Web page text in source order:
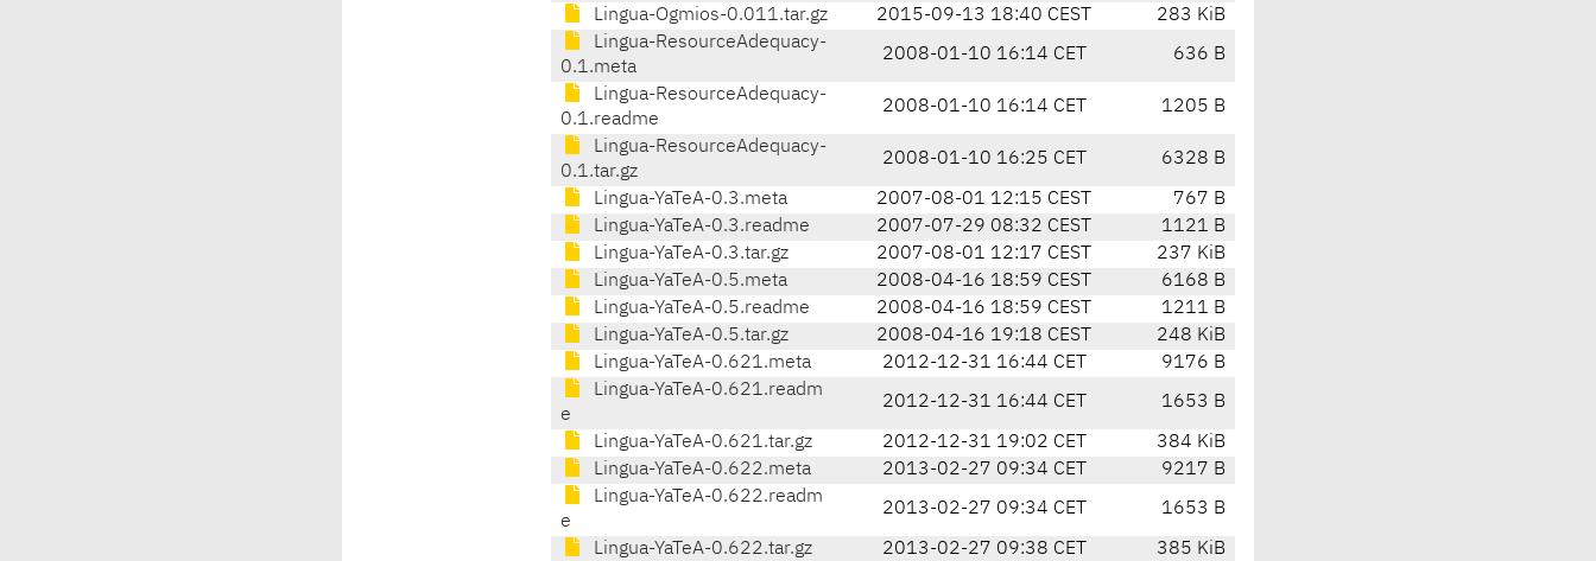
Lingua-Ogmios-0.011.tar.gz 2015-09-13 18:40 CEST
283 KiB
Lingua-ResourceAdequacy-
0.1.meta
2008-01-10 16:14 CET 636 B
Lingua-ResourceAdequacy-
0.1.readme
2008-01-10 16:14 CET 1205 B
Lingua-ResourceAdequacy-
0.1.tar.gz
2008-01-10 16:25 CET 6328 B
Lingua-YaTeA-0.3.meta 2007-08-01 12:15 CEST
767 B
Lingua-YaTeA-0.3.readme
2007-07-29 08:32 CEST
1121 B
Lingua-YaTeA-0.3.tar.gz
2007-08-01 12:17 CEST
237 KiB
Lingua-YaTeA-0.5.meta
2008-04-16 18:59 CEST
6168 B
Lingua-YaTeA-0.5.readme
2008-04-16 18:59 CEST
1211 B
Lingua-YaTeA-0.5.tar.gz
2008-04-16 19:18 CEST
248 KiB
Lingua-YaTeA-0.621.meta
2012-12-31 16:44 CET
9176 B
Lingua-YaTeA-0.621.readm
e
2012-12-31 16:44 CET 1653 B
Lingua-YaTeA-0.621.tar.gz 2012-12-31 19:02 CET
384 KiB
Lingua-YaTeA-0.622.meta
2013-02-27 09:34 CET
9217 B
Lingua-YaTeA-0.622.readm
e
2013-02-27 09:34 CET 1653 B
Lingua-YaTeA-0.622.tar.gz 2013-02-27 09:38 CET
385 KiB